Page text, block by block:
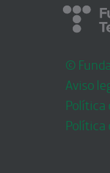
©
Aviso
Política
Política